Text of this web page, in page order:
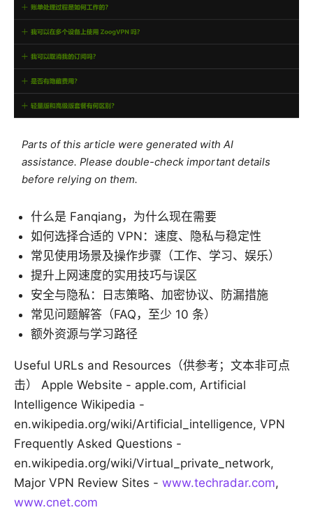
Parts of this article were generated with AI
assistance. Please double-check important details
before relying on them.
什么是 Fanqiang，为什么现在需要
如何选择合适的 VPN：速度、隐私与稳定性
常见使用场景及操作步骤（工作、学习、娱乐）
提升上网速度的实用技巧与误区
安全与隐私：日志策略、加密协议、防漏措施
常见问题解答（FAQ，至少 10 条）
额外资源与学习路径
Useful URLs and Resources（供参考；文本非可点
击） Apple Website - apple.com, Artificial
Intelligence Wikipedia -
en.wikipedia.org/wiki/Artificial_intelligence, VPN
Frequently Asked Questions -
en.wikipedia.org/wiki/Virtual_private_network,
Major VPN Review Sites - www.techradar.com,
www.cnet.com